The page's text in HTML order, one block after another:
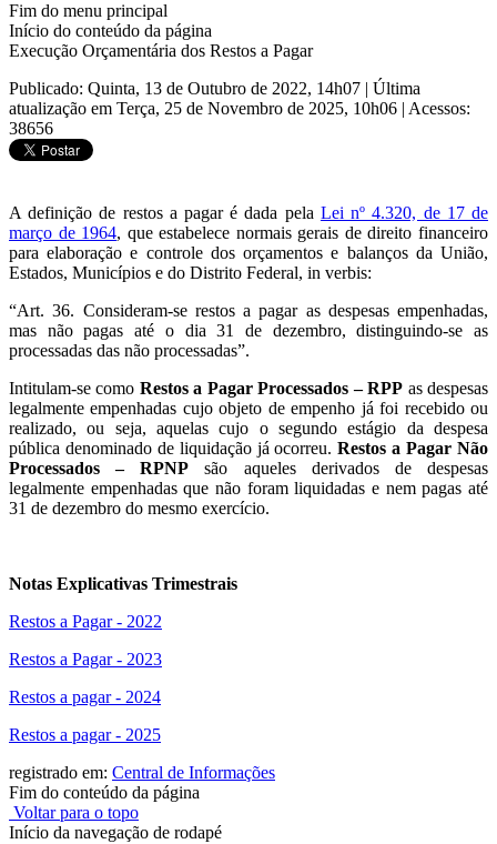
Fim do menu principal
Início do conteúdo da página
Execução Orçamentária dos Restos a Pagar
Publicado: Quinta, 13 de Outubro de 2022, 14h07 | Última
atualização em Terça, 25 de Novembro de 2025, 10h06 | Acessos:
38656
A definição de restos a pagar é dada pela Lei nº 4.320, de 17 de
março de 1964, que estabelece normais gerais de direito financeiro
para elaboração e controle dos orçamentos e balanços da União,
Estados, Municípios e do Distrito Federal, in verbis:
“Art. 36. Consideram-se restos a pagar as despesas empenhadas,
mas não pagas até o dia 31 de dezembro, distinguindo-se as
processadas das não processadas”.
Intitulam-se como Restos a Pagar Processados – RPP as despesas
legalmente empenhadas cujo objeto de empenho já foi recebido ou
realizado, ou seja, aquelas cujo o segundo estágio da despesa
pública denominado de liquidação já ocorreu.Restos a Pagar Não
Processados – RPNP são aqueles derivados de despesas
legalmente empenhadas que não foram liquidadas e nem pagas até
31 de dezembro do mesmo exercício.
Notas Explicativas Trimestrais
Restos a Pagar - 2022
Restos a Pagar - 2023
Restos a pagar - 2024
Restos a pagar - 2025
registrado em: Central de Informações
Fim do conteúdo da página
Voltar para o topo
Início da navegação de rodapé